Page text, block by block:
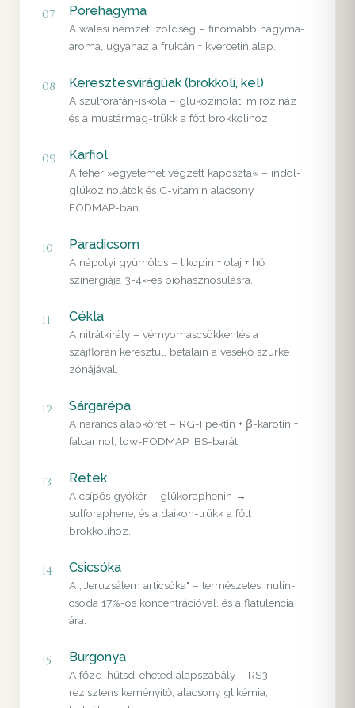
07 Póréhagyma
A walesi nemzeti zöldség – finomabb hagyma-
aroma, ugyanaz a fruktán + kvercetin alap.
08 Keresztesvirágúak (brokkoli, kel)
A szulforafán-iskola – glükozinolát, mirozináz
és a mustármag-trükk a főtt brokkolihoz.
09 Karfiol
A fehér »egyetemet végzett káposzta« – indol-
glükozinolátok és C-vitamin alacsony
FODMAP-ban.
10 Paradicsom
A nápolyi gyümölcs – likopin + olaj + hő
szinergiája 3-4×-es biohasznosulásra.
11 Cékla
A nitrátkirály – vérnyomáscsökkentés a
szájflórán keresztül, betalain a vesekő szürke
zónájával.
12 Sárgarépa
A narancs alapköret – RG-I pektin + β-karotin +
falcarinol, low-FODMAP IBS-barát.
13 Retek
A csípős gyökér – glükoraphenin →
sulforaphene, és a daikon-trükk a főtt
brokkolihoz.
14 Csicsóka
A „Jeruzsálem articsóka" – természetes inulin-
csoda 17%-os koncentrációval, és a flatulencia
ára.
15 Burgonya
A főzd-hűtsd-eheted alapszabály – RS3
rezisztens keményítő, alacsony glikémia,